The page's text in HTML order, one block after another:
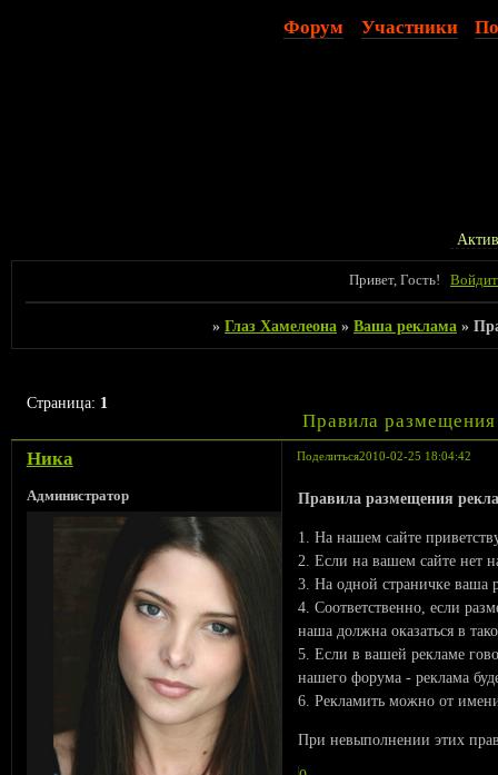
Форум Участники
Привет, Гость!
» Глаз Хамелеона » Ваша реклама »
Правила
Страница: 1
Поделиться2010-02-25 18:04:42
Ника
Администратор Правила размещения
1. На нашем сайте
2. Если на вашем сайте нет
3. На одной страничке ваша
4. Соответственно, если
наша должна оказаться в
5. Если в вашей рекламе
нашего форума - реклама
6. Рекламить можно от
При невыполнении этих